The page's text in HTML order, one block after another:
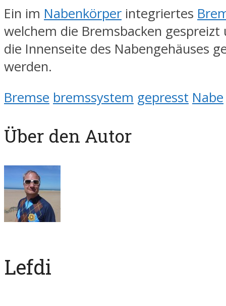
Ein im Nabenkörper integriertes
welchem die Bremsbacken
die Innenseite des Nabengehäuses
werden.
Bremse bremssystem gepresst Nabe
Über den Autor
Lefdi